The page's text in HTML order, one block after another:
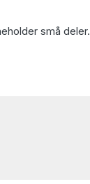
små deler.